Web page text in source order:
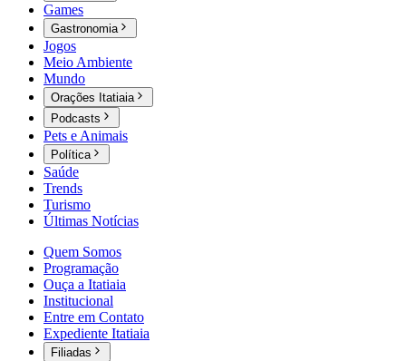
Games
Gastronomia
Jogos
Meio Ambiente
Mundo
Orações Itatiaia
Podcasts
Pets e Animais
Política
Saúde
Trends
Turismo
Últimas Notícias
Quem Somos
Programação
Ouça a Itatiaia
Institucional
Entre em Contato
Expediente Itatiaia
Filiadas